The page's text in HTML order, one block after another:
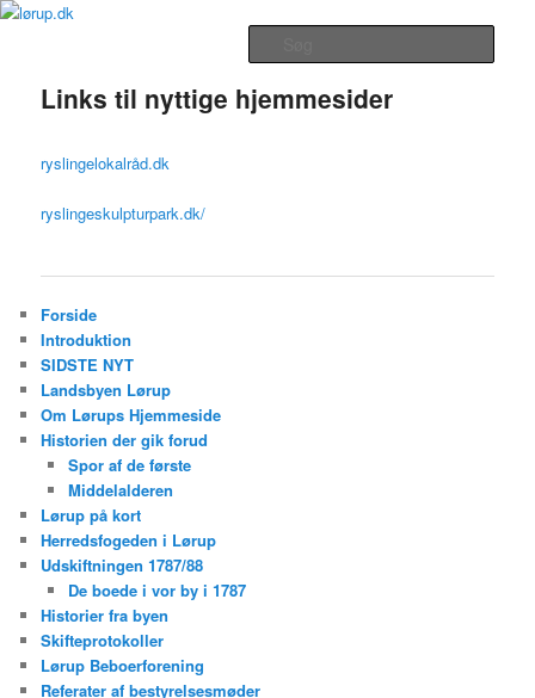
Fortsæt
indholdlørup.dk
Lørup Beboerforenings Hjemmeside
Links til nyttige hjemmesider
ryslingelokalråd.dk
ryslingeskulpturpark.dk/
Forside
Introduktion
SIDSTE NYT
Landsbyen Lørup
Om Lørups Hjemmeside
Historien der gik forud
Spor af de første
Middelalderen
Lørup på kort
Herredsfogeden i Lørup
Udskiftningen 1787/88
De boede i vor by i 1787
Historier fra byen
Skifteprotokoller
Lørup Beboerforening
Referater af bestyrelsesmøder